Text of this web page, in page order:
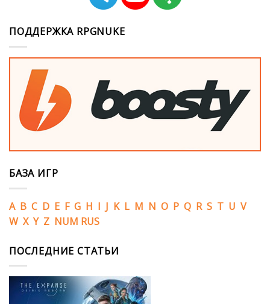
ПОДДЕРЖКА RPGNUKE
БАЗА ИГР
A B C D E F G H I J K L M N O P Q R S T U V
W X Y Z NUM RUS
ПОСЛЕДНИЕ СТАТЬИ